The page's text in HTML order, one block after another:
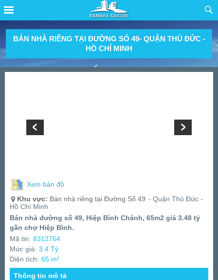
BÁN NHÀ RIÊNG TẠI ĐƯỜNG SỐ 49- QUẬN THỦ ĐỨC -
HỒ CHÍ MINH
Xem bản đồ
Khu vực: Bán nhà riêng tại Đường Số 49 - Quận Thủ Đức -
Hồ Chí Minh
Bán nhà đường số 49, Hiệp Bình Chánh, 65m2 giá 3.48 tỷ
gần chợ Hiệp Bình.
Mã tin: 8312764
Mức giá: 3.4 Tỷ
Diện tích: 65 m²
Thông tin mô tả